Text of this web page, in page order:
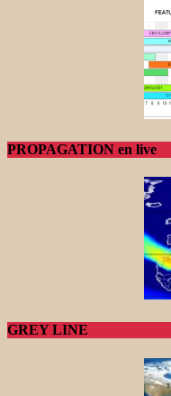
PROPAGATION en live
GREY LINE